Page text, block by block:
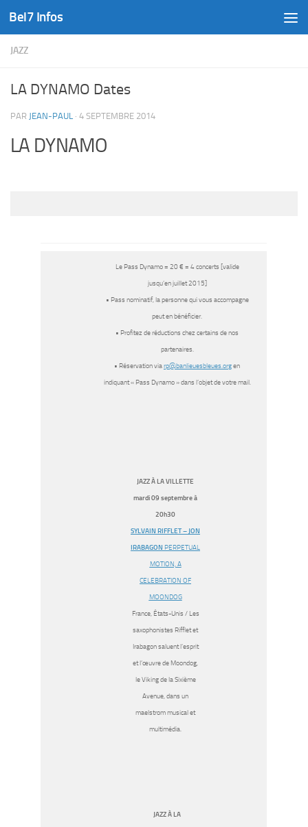
Skip to content
Bel7 Infos
JAZZ
LA DYNAMO Dates
PAR JEAN-PAUL · 4 SEPTEMBRE 2014
LA DYNAMO
Le Pass Dynamo = 20 € = 4 concerts [valide
jusqu’en juillet 2015]
• Pass nominatif, la personne qui vous accompagne
peut en bénéficier.
• Profitez de réductions chez certains de nos
partenaires.
• Réservation viarp@banlieuesbleues.orgen
indiquant « Pass Dynamo » dans l’objet de votre mail.
JAZZ À LA VILLETTE
mardi 09 septembre à
20h30
SYLVAIN RIFFLET – JON
IRABAGON PERPETUAL
MOTION, A
CELEBRATION OF
MOONDOG
France, États-Unis / Les
saxophonistes Rifflet et
Irabagon saluent l’esprit
et l’œuvre de Moondog,
le Viking de la Sixième
Avenue, dans un
maelstrom musical et
multimédia.
JAZZ À LA